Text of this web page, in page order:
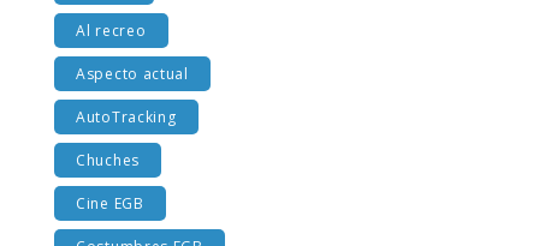
Al recreo
Aspecto actual
AutoTracking
Chuches
Cine EGB